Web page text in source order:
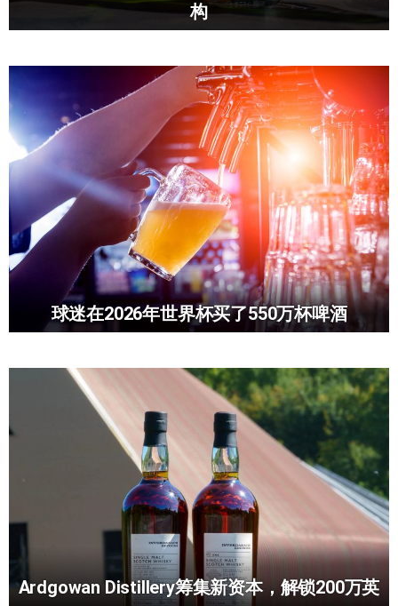
构
球迷在2026年世界杯买了550万杯啤酒
Ardgowan Distillery筹集新资本，解锁200万英